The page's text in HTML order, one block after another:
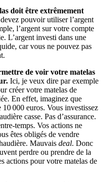
doit être extrêmement
pouvoir utiliser l’argent
l’argent sur votre compte
L’argent investi dans une
car vous ne pouvez pas
de voir votre matelas
Ici, je veux dire par exemple
créer votre matelas de
En effet, imaginez que
10 000 euros. Vous investissez
casse. Pas d’assurance.
temps. Vos actions ne
êtes obligés de vendre
Mauvais deal. Donc
perdre ou prendre de la
actions pour votre matelas de